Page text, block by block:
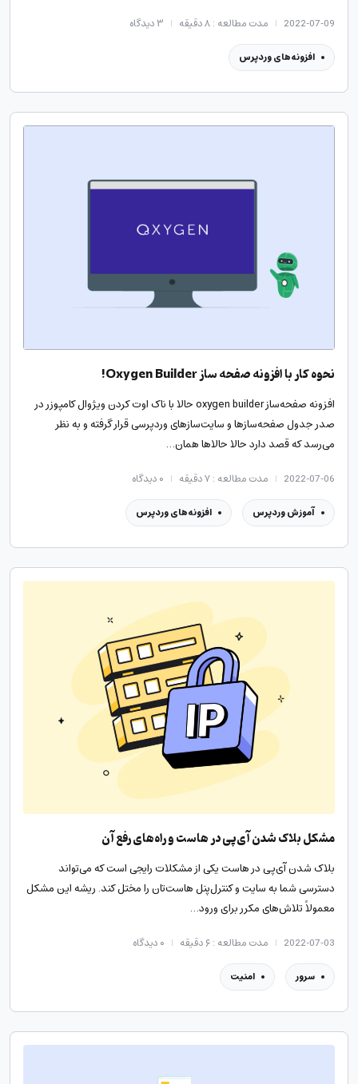
2022-07-09 مدت مطالعه : ۸ دقیقه ۳دیدگاه
افزونه‌های وردپرس
نحوه کار با افزونه صفحه ساز Oxygen Builder!
افزونه صفحه‌ساز oxygen builder حالا با ناک اوت کردن ویژوال کامپوزر در
صدر جدول صفحه‌سازها و سایت‌سازهای وردپرسی قرار گرفته و به نظر
می‌رسد که قصد دارد حالا حالاها همان…
2022-07-06 مدت مطالعه : ۷ دقیقه ۰دیدگاه
آموزش وردپرس افزونه‌های وردپرس
مشکل بلاک شدن آی‌پی در هاست و راه‌های رفع آن
بلاک شدن آی‌پی در هاست یکی از مشکلات رایجی است که می‌تواند
دسترسی شما به سایت و کنترل‌پنل هاست‌تان را مختل کند. ریشه این مشکل
معمولاً تلاش‌های مکرر برای ورود…
2022-07-03 مدت مطالعه : ۶ دقیقه ۰دیدگاه
سرور امنیت